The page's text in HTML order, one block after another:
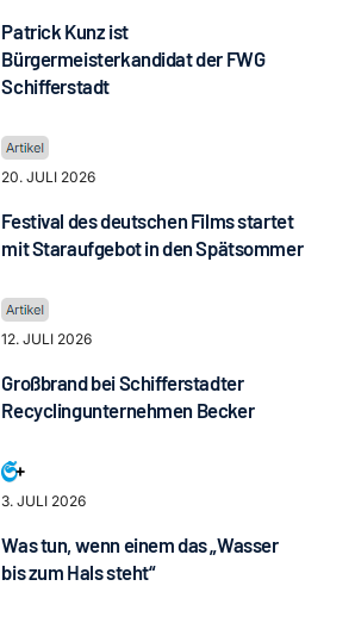
Patrick Kunz ist
Bürgermeisterkandidat der FWG
Schifferstadt
20. JULI 2026
Festival des deutschen Films startet
mit Staraufgebot in den Spätsommer
12. JULI 2026
Großbrand bei Schifferstadter
Recyclingunternehmen Becker
3. JULI 2026
Was tun, wenn einem das „Wasser
bis zum Hals steht“